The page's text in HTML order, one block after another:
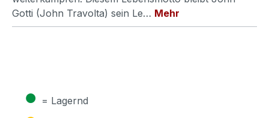
Gotti (John Travolta) sein Le… Mehr
● = Lagernd